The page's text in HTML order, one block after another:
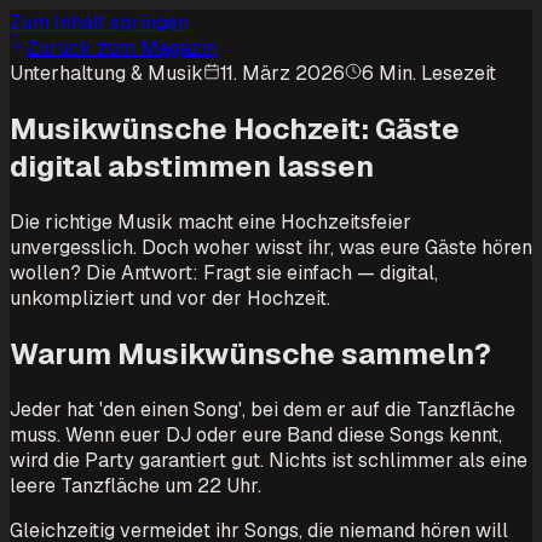
Zum Inhalt springen
Zurück zum Magazin
Unterhaltung & Musik
11. März 2026 6 Min. Lesezeit
Musikwünsche Hochzeit: Gäste
digital abstimmen lassen
Die richtige Musik macht eine Hochzeitsfeier
unvergesslich. Doch woher wisst ihr, was eure Gäste hören
wollen? Die Antwort: Fragt sie einfach — digital,
unkompliziert und vor der Hochzeit.
Warum Musikwünsche sammeln?
Jeder hat 'den einen Song', bei dem er auf die Tanzfläche
muss. Wenn euer DJ oder eure Band diese Songs kennt,
wird die Party garantiert gut. Nichts ist schlimmer als eine
leere Tanzfläche um 22 Uhr.
Gleichzeitig vermeidet ihr Songs, die niemand hören will